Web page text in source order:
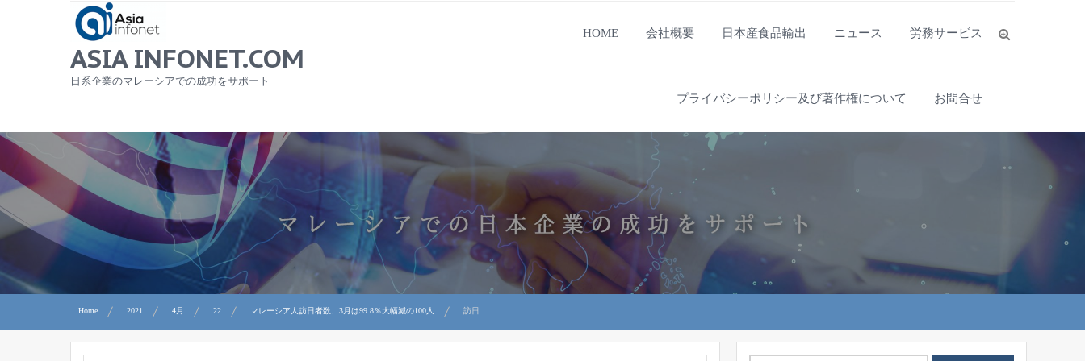
ASIA INFONET.COM
日系企業のマレーシアでの成功をサポート
HOME 会社概要 日本産食品輸出 ニュース 労務サービス
プライバシーポリシー及び著作権について お問合せ
Home 2021 4月 22 マレーシア人訪日者数、3月は99.8％大幅減の100人 訪日